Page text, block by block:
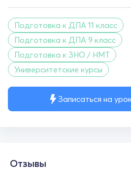
Записаться на
Подготовка к ДПА 11 класс
Подготовка к ДПА 9 класс
Подготовка к ЗНО / НМТ
Университетские курсы
Отзывы